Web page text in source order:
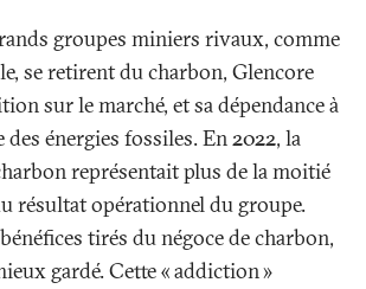
groupes miniers rivaux, comme
se retirent du charbon, Glencore
sur le marché, et sa dépendance à
énergies fossiles. En 2022, la
représentait plus de la moitié
résultat opérationnel du groupe.
tirés du négoce de charbon,
gardé. Cette «addiction»